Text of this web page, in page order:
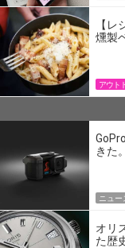
【
燻製
アウト
きた
ニュー
オリ
た歴